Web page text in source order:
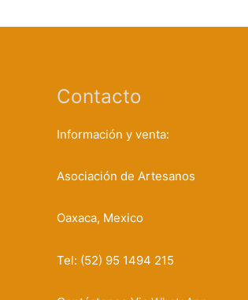
Contacto
Información y venta:
Asociación de Artesanos
Oaxaca, Mexico
Tel: (52) 95 1494 215